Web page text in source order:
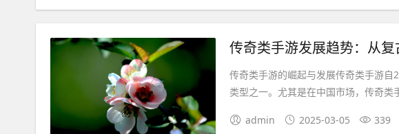
传奇类手游发展趋势：从
传奇类手游的崛起与发展传奇类手游
类型之一。尤其是在中国市场，传奇类
admin 2025-03-05 339